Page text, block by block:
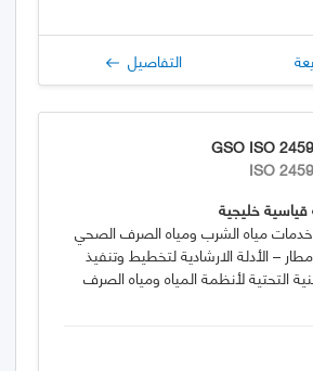
التفاصيل
GSO ISO
ISO
خليجية
مياه الشرب ومياه الصرف الصحي
– الأدلة الارشادية لتخطيط وتنفيذ
التحتية لأنظمة المياه ومياه الصرف